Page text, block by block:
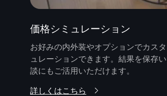
価格シミュレーション
お好みの内外装やオプションでカス
ュレーションできます。結果を保存
談にもご活用いただけます。
詳しくはこちら